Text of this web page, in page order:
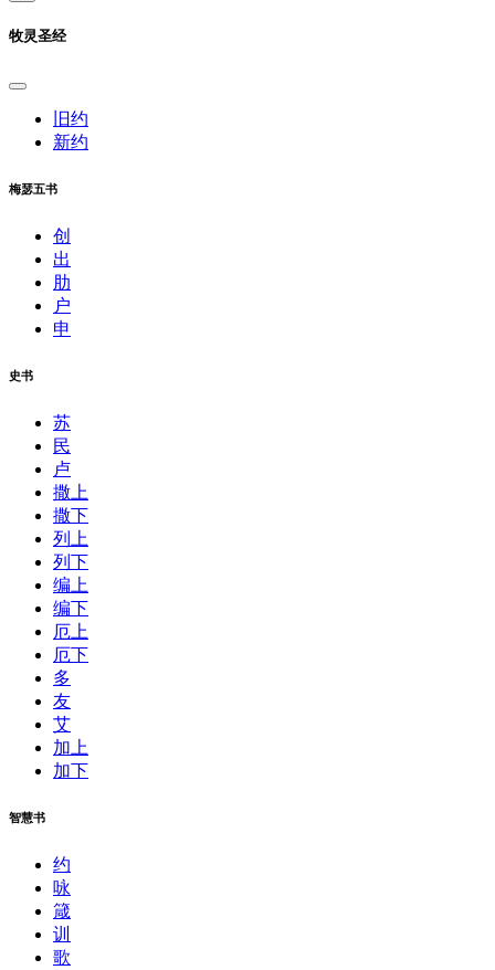
牧灵圣经
旧约
新约
梅瑟五书
创
出
肋
户
申
史书
苏
民
卢
撒上
撒下
列上
列下
编上
编下
厄上
厄下
多
友
艾
加上
加下
智慧书
约
咏
箴
训
歌